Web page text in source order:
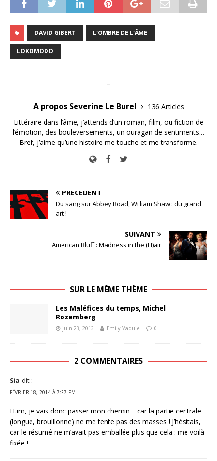
DAVID GIBERT L'OMBRE DE L'ÂME
LOKOMODO
A propos Severine Le Burel
136 Articles
Littéraire dans l’âme, j’attends d’un roman, film, ou fiction de
l’émotion, des bouleversements, un ouragan de sentiments…
Bref, j’aime qu’une histoire me touche et me transforme.
PRÉCÉDENT
Du sang sur Abbey Road, William Shaw : du grand
art !
SUIVANT
American Bluff : Madness in the (H)air
SUR LE MÊME THÈME
Les Maléfices du temps, Michel
Rozemberg
juin 23, 2012 Emily Vaquie 0
2 COMMENTAIRES
Sia dit :
FÉVRIER 18, 2014 À 7:27 PM
Hum, je vais donc passer mon chemin… car la partie centrale
(longue, brouillonne) ne me tente pas des masses ! J’hésitais,
car le résumé ne m’avait pas emballée plus que cela : me voilà
fixée !